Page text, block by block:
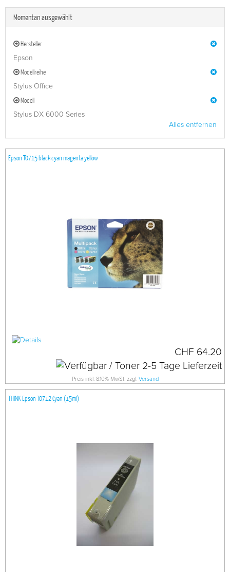
Momentan ausgewählt
Hersteller
Epson
Modellreihe
Stylus Office
Modell
Stylus DX 6000 Series
Alles entfernen
Epson T0715 black cyan magenta yellow
CHF 64.20
Preis inkl. 8.10% MwSt. zzgl. Versand
THINK Epson T0712 Cyan (15ml)